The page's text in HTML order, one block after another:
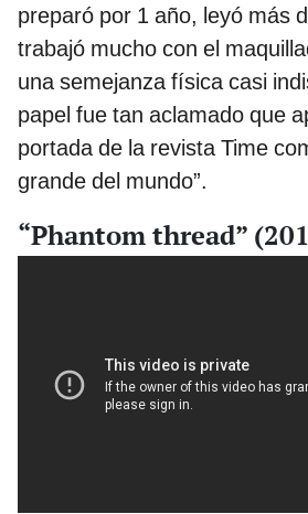
preparó por 1 año, leyó más
trabajó mucho con el
una semejanza física casi
papel fue tan aclamado que
portada de la revista Time
grande del mundo”.
“Phantom thread”